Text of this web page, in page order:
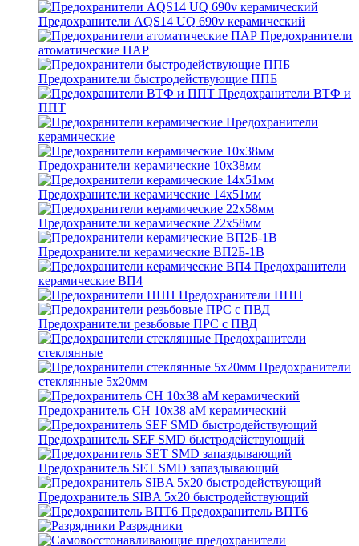
Предохранители AQS14 UQ 690v керамический
Предохранители
атоматические ПАР
Предохранители быстродействующие ППБ
Предохранители ВТФ и
ППТ
Предохранители
керамические
Предохранители керамические 10х38мм
Предохранители керамические 14х51мм
Предохранители керамические 22х58мм
Предохранители керамические ВП2Б-1В
Предохранители
керамические ВП4
Предохранители ППН
Предохранители резьбовые ПРС с ПВД
Предохранители
стеклянные
Предохранители
стеклянные 5х20мм
Предохранитель CH 10x38 aM керамический
Предохранитель SEF SMD быстродействующий
Предохранитель SET SMD запаздывающий
Предохранитель SIBA 5x20 быстродействующий
Предохранитель ВПТ6
Разрядники